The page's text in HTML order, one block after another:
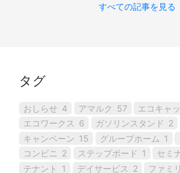
すべての記事を見る
タグ
おしらせ 4 アマルク 57 エコキャ
エコワークス 6 ガソリンスタンド 2
キャンペーン 15 グループホーム 1
コンビニ 2 ステップボード 1 セミ
テナント
1 デイサービス 2 ファミ